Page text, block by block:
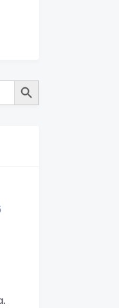
Botón de búsqueda